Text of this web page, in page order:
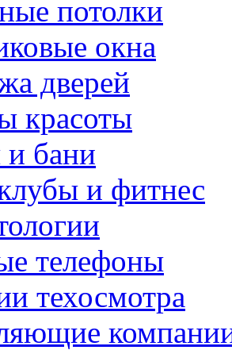
потолки
окна
дверей
красоты
бани
и фитнес
телефоны
техосмотра